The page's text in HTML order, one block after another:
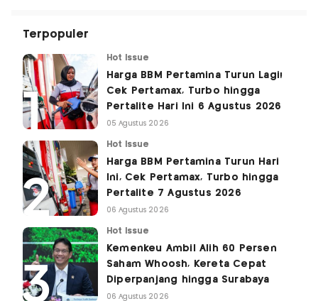
Terpopuler
Hot Issue
Harga BBM Pertamina Turun Lagi!
Cek Pertamax, Turbo hingga
Pertalite Hari Ini 6 Agustus 2026
05 Agustus 2026
Hot Issue
Harga BBM Pertamina Turun Hari
Ini, Cek Pertamax, Turbo hingga
Pertalite 7 Agustus 2026
06 Agustus 2026
Hot Issue
Kemenkeu Ambil Alih 60 Persen
Saham Whoosh, Kereta Cepat
Diperpanjang hingga Surabaya
06 Agustus 2026